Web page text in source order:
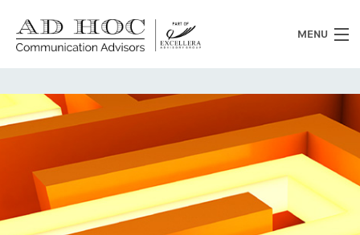
MENU
Chi siamo
Cosa facciamo
News